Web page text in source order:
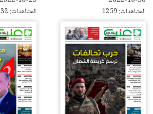
المشاهدات: 1259
المشاهدات: 1132